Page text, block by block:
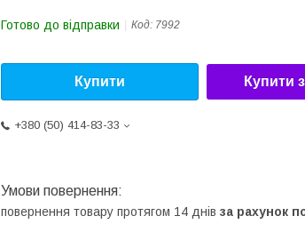
Готово до відправки Код: 7992
Купити Купити з
+380 (50) 414-83-33
повернення товару протягом 14 днів за рахунок